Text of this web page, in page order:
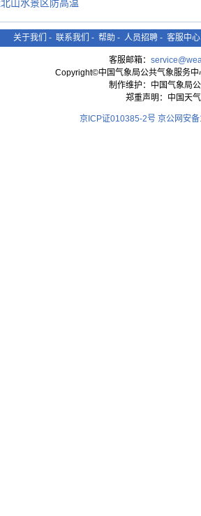
山水景区防高温
关于我们 - 联系我们 - 帮助 - 人员招聘 - 客服中心
客服邮箱：
Copyright©中国气象局公共气象服务
制作维护：中国气象局
郑重声明：中国天
京ICP证010385-2号 京公网安